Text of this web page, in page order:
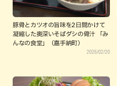
豚骨とカツオの旨味を2日間かけて
凝縮した奥深いそばダシの骨汁 「み
んなの食堂」（嘉手納町）
2026/02/20